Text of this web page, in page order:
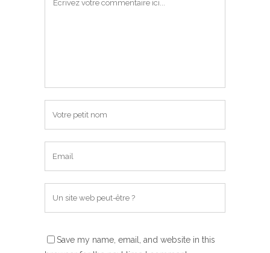
Save my name, email, and website in this